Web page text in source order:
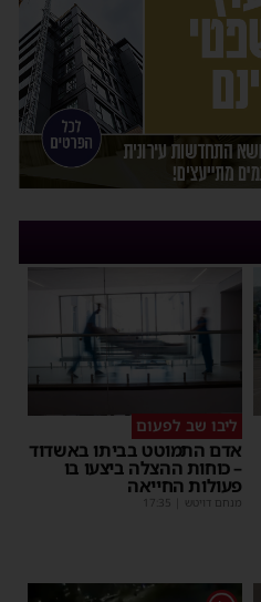
ליבו שב לפעום
אדם התמוטט בביתו באשדוד
– כוחות ההצלה ביצעו בו
פעולות החייאה
מנחם דויטש |
17:35